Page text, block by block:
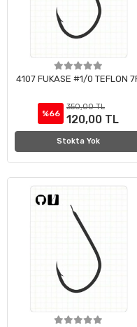
4107 FUKASE #1/0 TEFLON
%66
350,00 TL
120,00 TL
Stokta Yok